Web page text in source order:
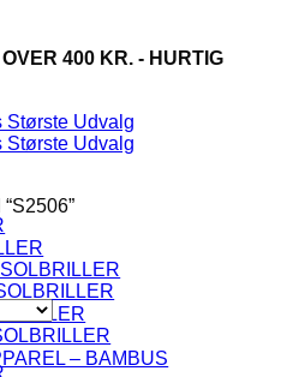
400 KR. - HURTIG
– BAMBUS